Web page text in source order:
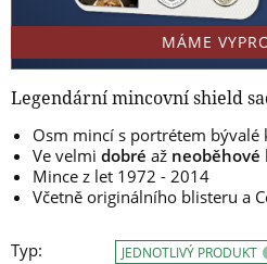
MÁME
Legendární mincovní shield
Osm mincí s portrétem bývalé
Ve velmi dobré až neoběhové
Mince z let 1972 - 2014
Včetně originálního blisteru a
Typ:
JEDNOTLIVÝ PRODUKT